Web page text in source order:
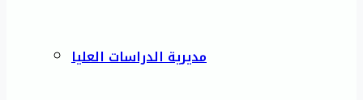
مديرية الدراسات العليا